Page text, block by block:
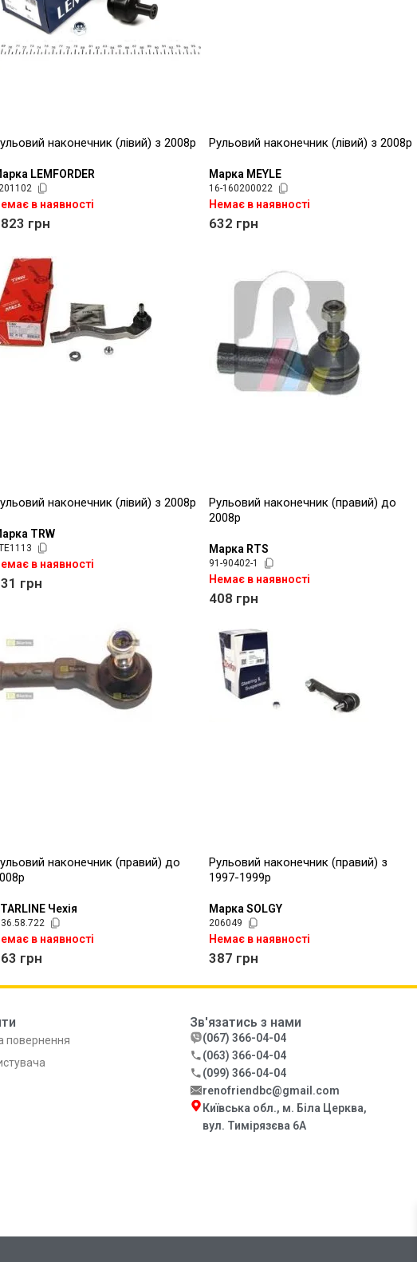
наконечник (лівий) з 2008р
LEMFORDER
в наявності
грн
Рульовий наконечник (лівий) з 2008р
Марка MEYLE
16-160200022
Немає в наявності
632 грн
наконечник (лівий) з 2008р
TRW
в наявності
грн
Рульовий наконечник (правий) до
2008р
Марка RTS
91-90402-1
Немає в наявності
408 грн
наконечник (правий) до
Чехія
36.58.722
в наявності
грн
Рульовий наконечник (правий) з
1997-1999р
Марка SOLGY
206049
Немає в наявності
387 грн
повернення
Зв'язатись з нами
(067) 366-04-04
(063) 366-04-04
(099) 366-04-04
renofriendbc@gmail.com
Київська обл., м. Біла Церква,
вул. Тимірязєва 6А